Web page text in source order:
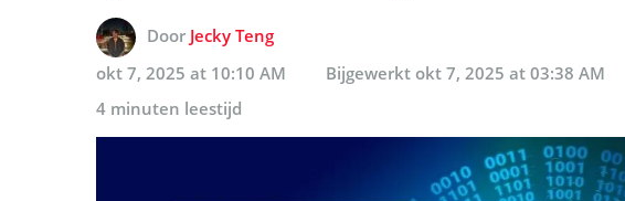
Door Jecky Teng
okt 7, 2025 at 10:10 AM
Bijgewerkt okt 7, 2025 at 03:38 AM
4 minuten leestijd